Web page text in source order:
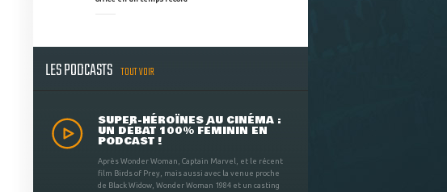
LES PODCASTS TOUT VOIR
SUPER-HÉROÏNES AU CINÉMA :
UN DÉBAT 100% FÉMININ EN
PODCAST !
Après Wonder Woman, Captain Marvel, et le récent
film Birds of Prey, mais aussi avec la venue proche
de Black Widow, Wonder Woman 1984 et un casting